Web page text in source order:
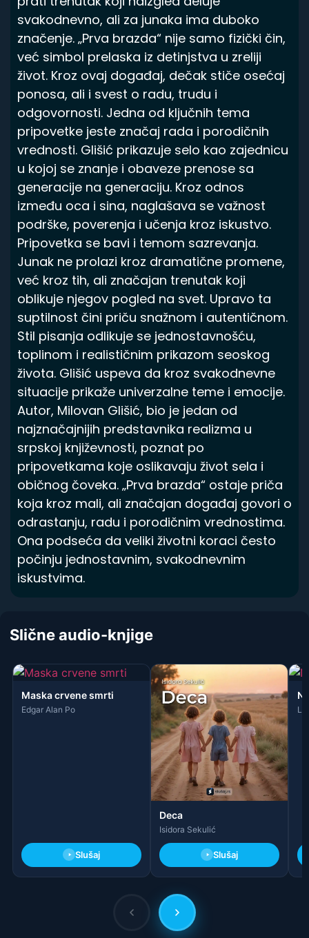
svakodnevno, ali za junaka ima duboko
značenje. „Prva brazda“ nije samo fizički čin,
već simbol prelaska iz detinjstva u zreliji
život. Kroz ovaj događaj, dečak stiče osećaj
ponosa, ali i svest o radu, trudu i
odgovornosti. Jedna od ključnih tema
pripovetke jeste značaj rada i porodičnih
vrednosti. Glišić prikazuje selo kao zajednicu
u kojoj se znanje i obaveze prenose sa
generacije na generaciju. Kroz odnos
između oca i sina, naglašava se važnost
podrške, poverenja i učenja kroz iskustvo.
Pripovetka se bavi i temom sazrevanja.
Junak ne prolazi kroz dramatične promene,
već kroz tih, ali značajan trenutak koji
oblikuje njegov pogled na svet. Upravo ta
suptilnost čini priču snažnom i autentičnom.
Stil pisanja odlikuje se jednostavnošću,
toplinom i realističnim prikazom seoskog
života. Glišić uspeva da kroz svakodnevne
situacije prikaže univerzalne teme i emocije.
Autor, Milovan Glišić, bio je jedan od
najznačajnijih predstavnika realizma u
srpskoj književnosti, poznat po
pripovetkama koje oslikavaju život sela i
običnog čoveka. „Prva brazda“ ostaje priča
koja kroz mali, ali značajan događaj govori o
odrastanju, radu i porodičnim vrednostima.
Ona podseća da veliki životni koraci često
počinju jednostavnim, svakodnevnim
iskustvima.
Slične audio-knjige
Maska crvene smrti
Edgar Alan Po
Slušaj
Deca
Isidora Sekulić
Slušaj